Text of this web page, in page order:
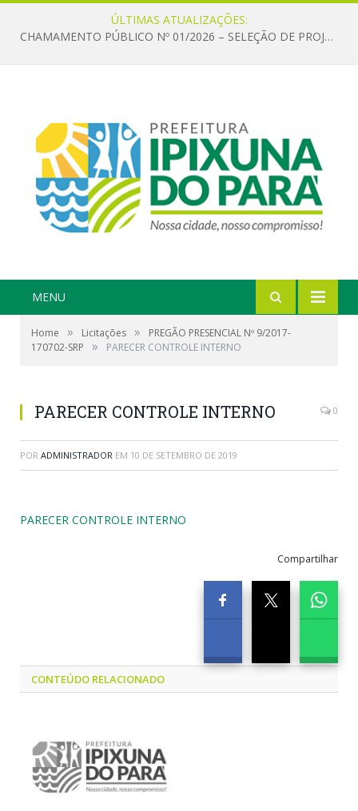
ÚLTIMAS ATUALIZAÇÕES:
CHAMAMENTO PÚBLICO Nº 01/2026 – SELEÇÃO DE PROJETOS PARA FIRMAR TERMO DE EXECUÇÃO CULTURAL COM RECURSOS DA POLÍTICA NACIONAL ALDIR BLANC DE FOMENTO À CULTURA – PNAB (LEI Nº 14.399/2022)
MENU
Home » Licitações »
PREGÃO PRESENCIAL Nº 9/2017-
170702-SRP
» PARECER CONTROLE INTERNO
PARECER CONTROLE INTERNO 0
POR ADMINISTRADOR EM 10 DE SETEMBRO DE 2019
PARECER CONTROLE INTERNO
Compartilhar
CONTEÚDO RELACIONADO